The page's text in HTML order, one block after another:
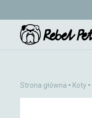
Strona główna • Koty •